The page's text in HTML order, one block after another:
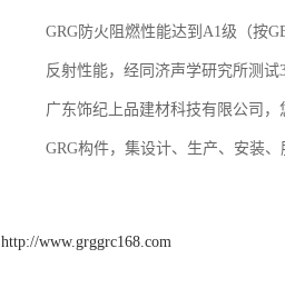
GRG防火阻燃性能达到A1级（按
反射性能，经同济声学研究所测试
广东饰纪上品建材科技有限公司，
GRG构件，集设计、生产、安装
http://www.grggrc168.com